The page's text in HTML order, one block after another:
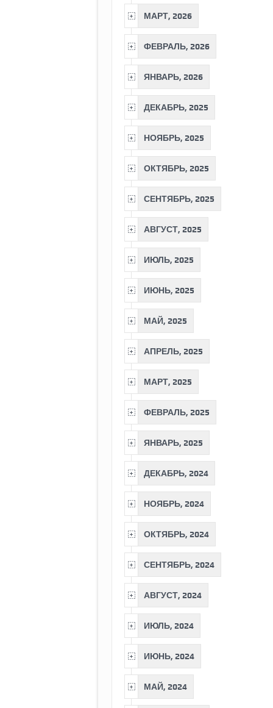
МАРТ, 2026
ФЕВРАЛЬ, 2026
ЯНВАРЬ, 2026
ДЕКАБРЬ, 2025
НОЯБРЬ, 2025
ОКТЯБРЬ, 2025
СЕНТЯБРЬ, 2025
АВГУСТ, 2025
ИЮЛЬ, 2025
ИЮНЬ, 2025
МАЙ, 2025
АПРЕЛЬ, 2025
МАРТ, 2025
ФЕВРАЛЬ, 2025
ЯНВАРЬ, 2025
ДЕКАБРЬ, 2024
НОЯБРЬ, 2024
ОКТЯБРЬ, 2024
СЕНТЯБРЬ, 2024
АВГУСТ, 2024
ИЮЛЬ, 2024
ИЮНЬ, 2024
МАЙ, 2024